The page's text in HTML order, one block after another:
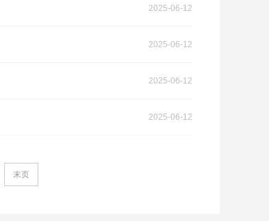
2025-06-12
2025-06-12
2025-06-12
2025-06-12
末页